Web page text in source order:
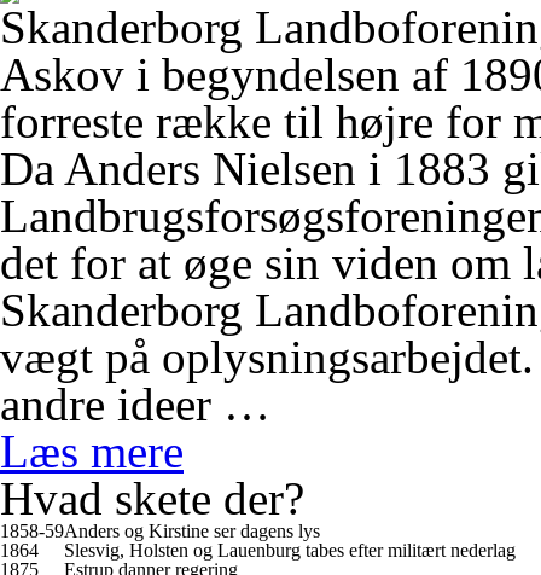
Skanderborg
Askov i begyndelsen af
forreste række til højre for
Da Anders Nielsen i 1883
det for at øge sin viden om
Skanderborg
vægt på
andre ideer …
Læs mere
Hvad skete der?
1858-59Anders og Kirstine ser dagens lys
1864
Slesvig, Holsten og Lauenburg tabes efter militært nederlag
1875
Estrup danner regering